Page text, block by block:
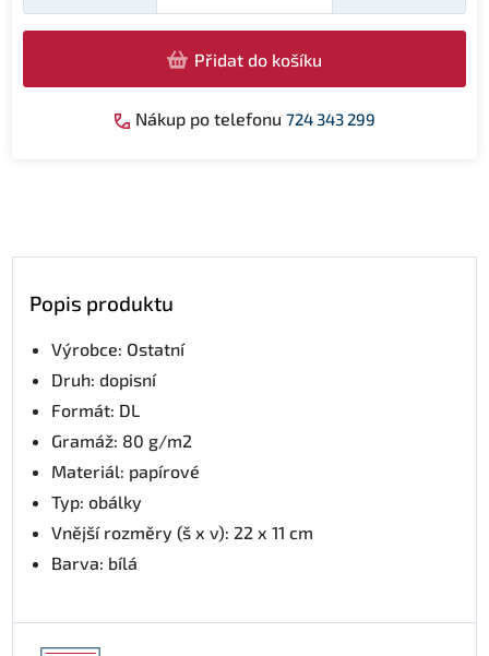
Přidat do košíku
Nákup po telefonu 724 343 299
Popis produktu
Výrobce: Ostatní
Druh: dopisní
Formát: DL
Gramáž: 80 g/m2
Materiál: papírové
Typ: obálky
Vnější rozměry (š x v): 22 x 11 cm
Barva: bílá